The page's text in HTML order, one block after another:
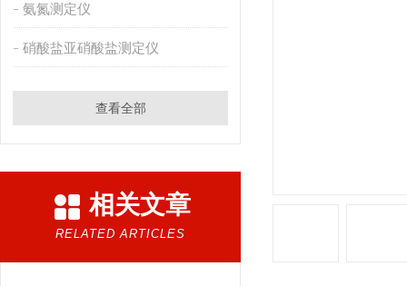
氨氮测定仪
硝酸盐亚硝酸盐测定仪
查看全部
相关文章
RELATED ARTICLES